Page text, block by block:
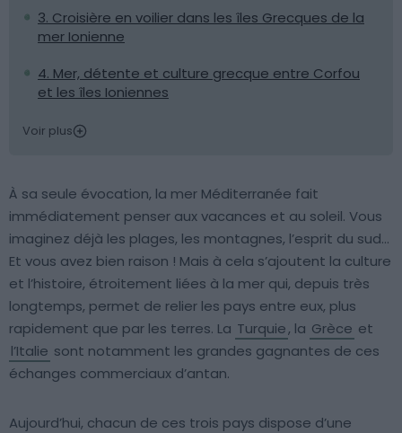
3. Croisière en voilier dans les îles Grecques de la
mer Ionienne
4. Mer, détente et culture grecque entre Corfou
et les îles Ioniennes
Voir plus
À sa seule évocation, la mer Méditerranée fait
immédiatement penser aux vacances et au soleil. Vous
imaginez déjà les plages, les montagnes, l’esprit du sud…
Et vous avez bien raison ! Mais à cela s’ajoutent la culture
et l’histoire, étroitement liées à la mer qui, depuis très
longtemps, permet de relier les pays entre eux, plus
rapidement que par les terres. La Turquie, la Grèce et
l’Italie sont notamment les grandes gagnantes de ces
échanges commerciaux d’antan.
Aujourd’hui, chacun de ces trois pays dispose d’une